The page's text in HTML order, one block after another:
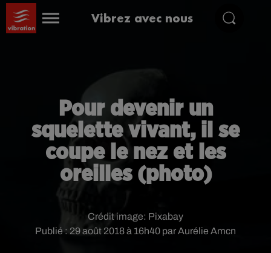
Vibrez avec nous
Pour devenir un
squelette vivant, il se
coupe le nez et les
oreilles (photo)
Publié : 29 août 2018 à 16h40 par Aurélie Amcn
Crédit image: Pixabay